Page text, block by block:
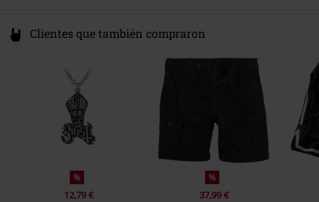
Clientes que también compraron
%
12,79 €
%
37,99 €